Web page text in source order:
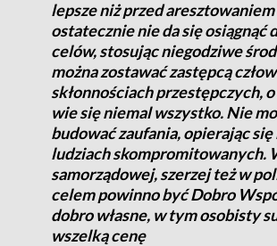
lepsze niż przed aresztowaniem
ostatecznie nie da się osiągnąć
celów, stosując niegodziwe
można zostawać zastępcą
skłonnościach przestępczych,
wie się niemal wszystko. Nie
budować zaufania, opierając się
ludziach skompromitowanych.
samorządowej, szerzej też w
celem powinno być Dobro
dobro własne, w tym osobisty
wszelką cenę